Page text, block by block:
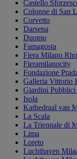
Castello
Colonne di San
Corvetto
Darsena
Duomo
Famagosta
Fiera Milano Rho
Fieramilanocity
Fondazione
Galleria Vittorio
Giardini
Isola
Kathedraal van
La Scala
La Triennale di
Lima
Loreto
Luchthaven